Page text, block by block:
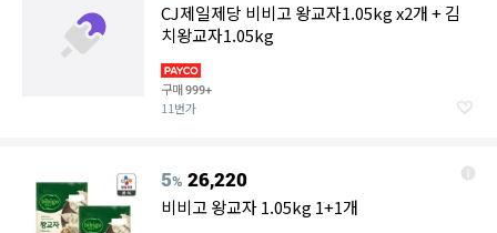
CJ제일제당 비비고 왕교자1.05kg x2개 + 김
치왕교자1.05kg
구매999+
11번가
5% 26,220
비비고 왕교자 1.05kg 1+1개